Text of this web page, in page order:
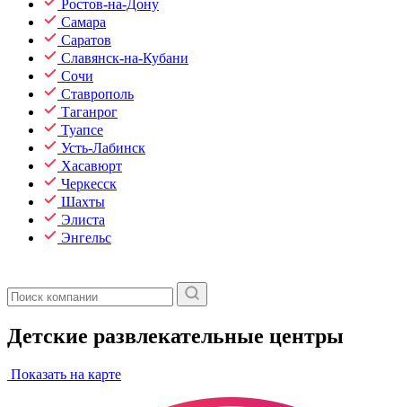
Ростов-на-Дону
Самара
Саратов
Славянск-на-Кубани
Сочи
Ставрополь
Таганрог
Туапсе
Усть-Лабинск
Хасавюрт
Черкесск
Шахты
Элиста
Энгельс
Детские развлекательные центры
Показать на карте